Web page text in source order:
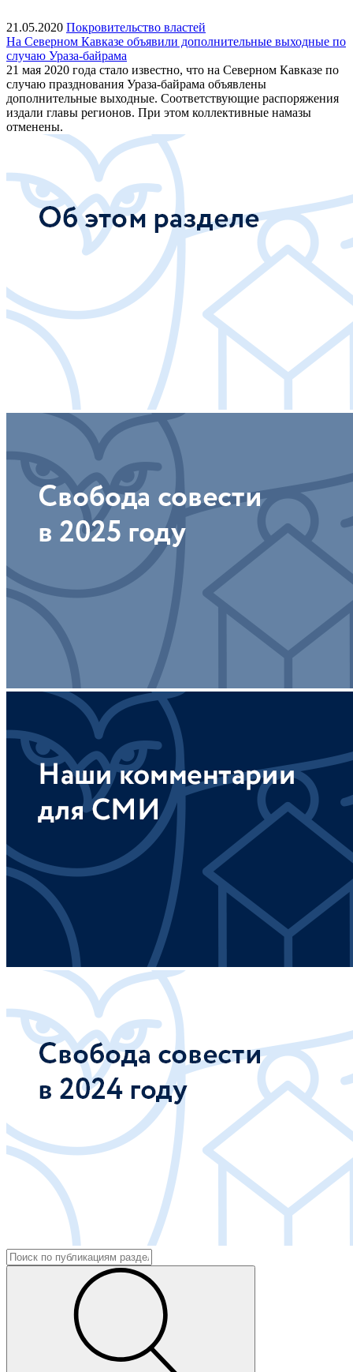
21.05.2020 Покровительство властей
На Северном Кавказе объявили дополнительные выходные по
случаю Ураза-байрама
21 мая 2020 года стало известно, что на Северном Кавказе по
случаю празднования Ураза-байрама объявлены
дополнительные выходные. Соответствующие распоряжения
издали главы регионов. При этом коллективные намазы
отменены.